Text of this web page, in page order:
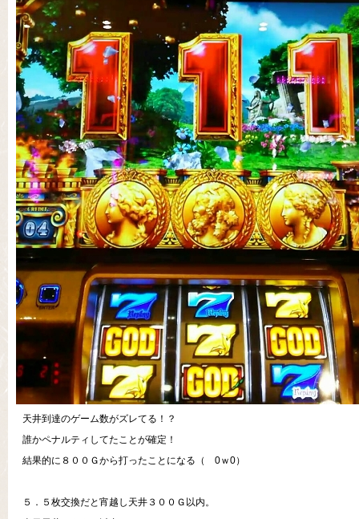
天井到達のゲーム数がズレてる！？
誰かペナルティしてたことが確定！
結果的に８００Ｇから打ったことになる（ 0ｗ0）
５．５枚交換だと宵越し天井３００Ｇ以内。